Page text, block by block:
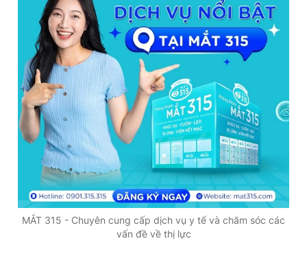
MẮT 315 - Chuyên cung cấp dịch vụ y tế và chăm sóc các
vấn đề về thị lực